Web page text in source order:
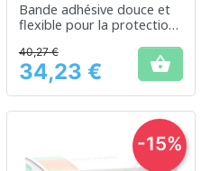
Bande adhésive douce et
flexible pour la protection
Prix
40,27 €
34,23 € 
-15%